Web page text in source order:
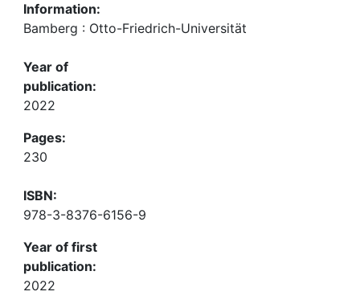
Information:
Bamberg : Otto-Friedrich-Universität
Year of
publication:
2022
Pages:
230
ISBN:
978-3-8376-6156-9
Year of first
publication:
2022